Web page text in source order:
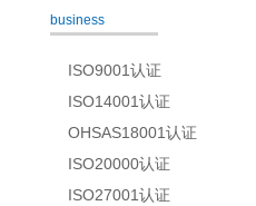
business
ISO9001认证
ISO14001认证
OHSAS18001认证
ISO20000认证
ISO27001认证